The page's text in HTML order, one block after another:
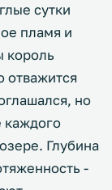
сутки
пламя и
король
отважится
но
каждого
Глубина
-